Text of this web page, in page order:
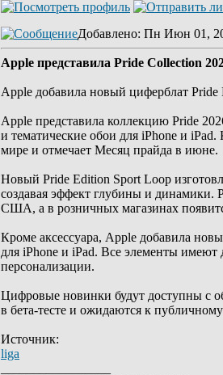
Добавлено: Пн Июн 01,
Apple представила Pride Collection
Apple добавила новый циферблат Pride
Apple представила коллекцию Pride
и тематические обои для iPhone и
мире и отмечает Месяц прайда в июне.
Новый Pride Edition Sport Loop
создавая эффект глубины и динамики.
США, а в розничных магазинах
Кроме аксессуара, Apple добавила
для iPhone и iPad. Все элементы
персонализации.
Цифровые новинки будут доступны с
в бета-тесте и ожидаются к
Источник:
liga